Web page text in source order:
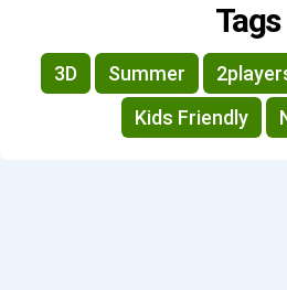
Tags
3D Summer
Kids Friendly